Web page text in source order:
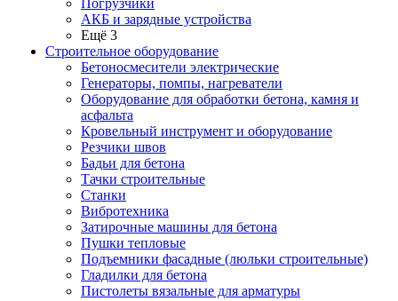
Погрузчики
АКБ и зарядные устройства
Ещё 3
Строительное оборудование
Бетоносмесители электрические
Генераторы, помпы, нагреватели
Оборудование для обработки бетона, камня и
асфальта
Кровельный инструмент и оборудование
Резчики швов
Бадьи для бетона
Тачки строительные
Станки
Вибротехника
Затирочные машины для бетона
Пушки тепловые
Подъемники фасадные (люльки строительные)
Гладилки для бетона
Пистолеты вязальные для арматуры